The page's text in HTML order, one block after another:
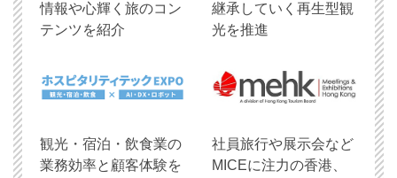
情報や心輝く旅のコン
テンツを紹介
継承していく再生型観
光を推進
観光・宿泊・飲食業の
業務効率と顧客体験を
社員旅行や展示会など
MICEに注力の香港、